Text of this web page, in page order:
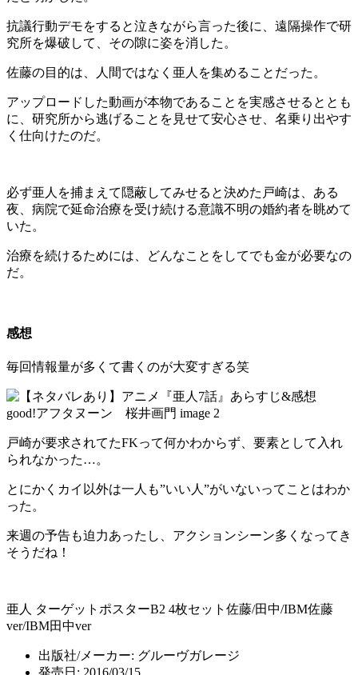
抗議行動デモをすると泣きながら言った後に、遠隔操作で研
究所を爆破して、その隙に姿を消した。
佐藤の目的は、人間ではなく亜人を集めることだった。
アップロードした動画が本物であることを実感させるととも
に、研究所から逃げることを見せて安心させ、名乗り出やす
く仕向けたのだ。
必ず亜人を捕まえて隠蔽してみせると決めた戸崎は、ある
夜、病院で延命治療を受け続ける意識不明の婚約者を眺めて
いた。
治療を続けるためには、どんなことをしてでも金が必要なの
だ。
感想
毎回情報量が多くて書くのが大変すぎる笑
戸崎が要求されてたFKって何かわからず、要素として入れ
られなかった…。
とにかくカイ以外は一人も”いい人”がいないってことはわか
った。
来週の予告も迫力あったし、アクションシーン多くなってき
そうだね！
亜人 ターゲットポスターB2 4枚セット佐藤/田中/IBM佐藤
ver/IBM田中ver
出版社/メーカー: グルーヴガレージ